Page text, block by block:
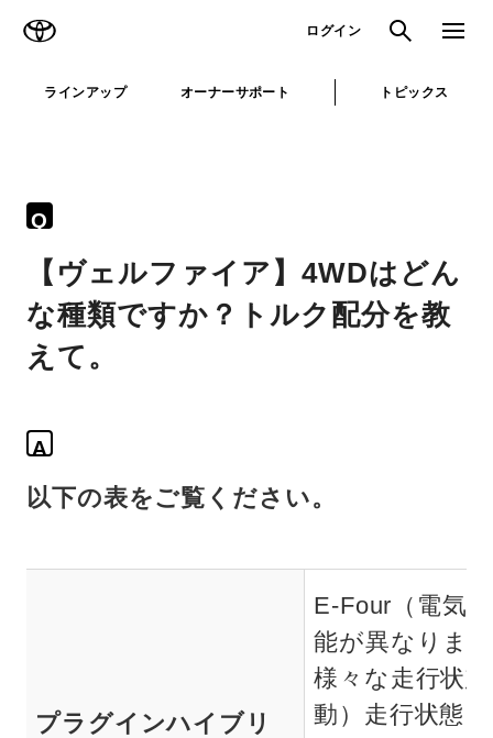
ログイン 検索 メニュ
ラインアップ オーナーサポート トピックス
Q
【ヴェルファイア】4WDはどん
な種類ですか？トルク配分を教
えて。
A
以下の表をご覧ください。
プラグインハイブリ
E-Four（電気
能が異なりま
様々な走行状
動）走行状態